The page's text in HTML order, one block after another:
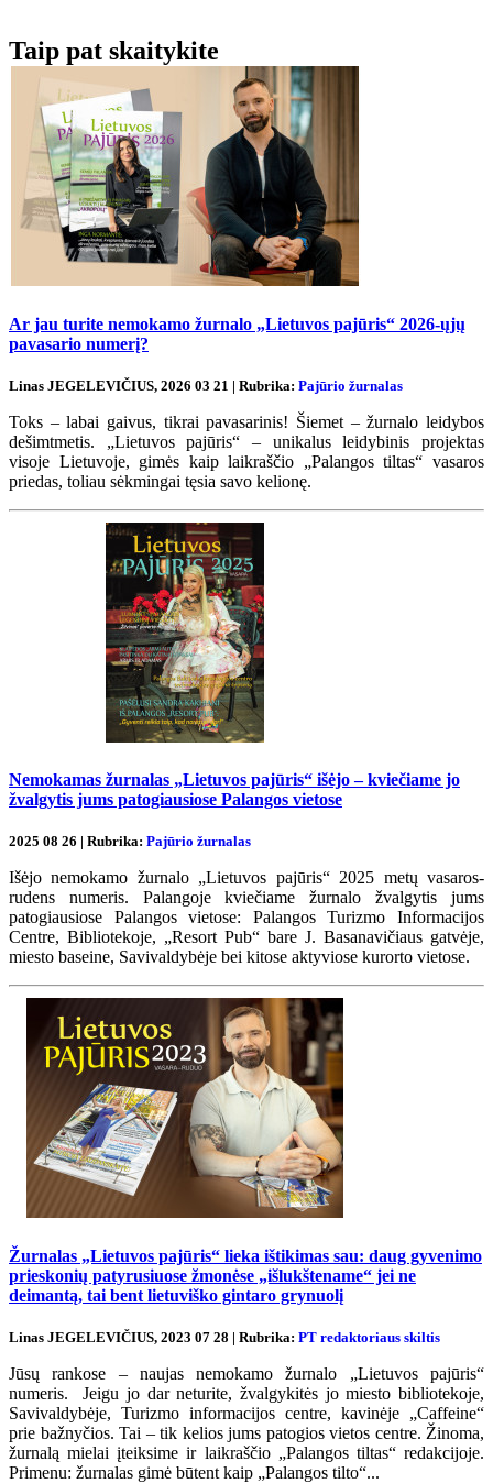
Taip pat skaitykite
Ar jau turite nemokamo žurnalo „Lietuvos pajūris“ 2026-ųjų
pavasario numerį?
Linas JEGELEVIČIUS, 2026 03 21 | Rubrika: Pajūrio žurnalas
Toks – labai gaivus, tikrai pavasarinis! Šiemet – žurnalo leidybos
dešimtmetis. „Lietuvos pajūris“ – unikalus leidybinis projektas
visoje Lietuvoje, gimės kaip laikraščio „Palangos tiltas“ vasaros
priedas, toliau sėkmingai tęsia savo kelionę.
Nemokamas žurnalas „Lietuvos pajūris“ išėjo – kviečiame jo
žvalgytis jums patogiausiose Palangos vietose
2025 08 26 | Rubrika: Pajūrio žurnalas
Išėjo nemokamo žurnalo „Lietuvos pajūris“ 2025 metų vasaros-
rudens numeris. Palangoje kviečiame žurnalo žvalgytis jums
patogiausiose Palangos vietose: Palangos Turizmo Informacijos
Centre, Bibliotekoje, „Resort Pub“ bare J. Basanavičiaus gatvėje,
miesto baseine, Savivaldybėje bei kitose aktyviose kurorto vietose.
Žurnalas „Lietuvos pajūris“ lieka ištikimas sau: daug gyvenimo
prieskonių patyrusiuose žmonėse „išlukštename“ jei ne
deimantą, tai bent lietuviško gintaro grynuolį
Linas JEGELEVIČIUS, 2023 07 28 | Rubrika: PT redaktoriaus skiltis
Jūsų rankose – naujas nemokamo žurnalo „Lietuvos pajūris“
numeris. Jeigu jo dar neturite, žvalgykitės jo miesto bibliotekoje,
Savivaldybėje, Turizmo informacijos centre, kavinėje „Caffeine“
prie bažnyčios. Tai – tik kelios jums patogios vietos centre. Žinoma,
žurnalą mielai įteiksime ir laikraščio „Palangos tiltas“ redakcijoje.
Primenu: žurnalas gimė būtent kaip „Palangos tilto“...